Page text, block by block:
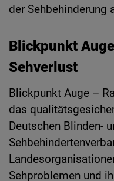
der Sehbehinderung
Blickpunkt
Sehverlust
Blickpunkt Auge –
das
Deutschen Blinden-
Sehproblemen und